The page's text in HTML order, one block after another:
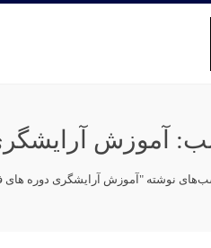
آموزش
نوشته "آموزش آرایشگری دوره های